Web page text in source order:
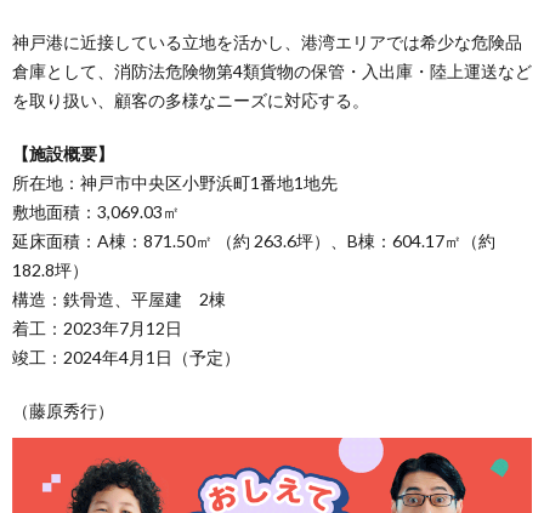
神戸港に近接している立地を活かし、港湾エリアでは希少な危険品
倉庫として、消防法危険物第4類貨物の保管・入出庫・陸上運送など
を取り扱い、顧客の多様なニーズに対応する。
【施設概要】
所在地：神戸市中央区小野浜町1番地1地先
敷地面積：3,069.03㎡
延床面積：A棟：871.50㎡ （約 263.6坪）、B棟：604.17㎡（約
182.8坪）
構造：鉄骨造、平屋建 2棟
着工：2023年7月12日
竣工：2024年4月1日（予定）
（藤原秀行）